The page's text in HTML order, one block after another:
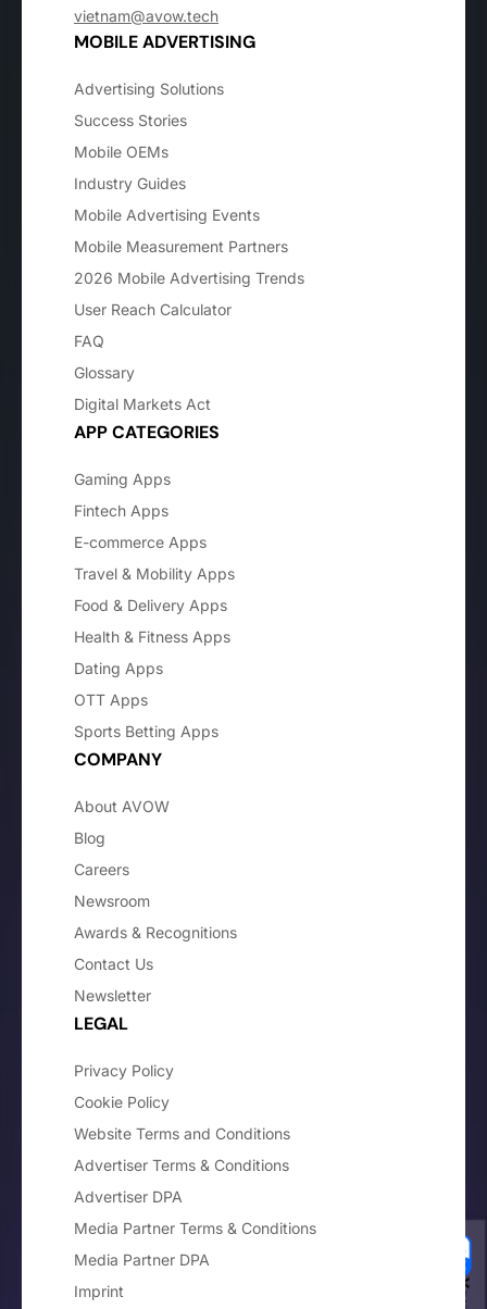
vietnam@avow.tech
MOBILE ADVERTISING
Advertising Solutions
Success Stories
Mobile OEMs
Industry Guides
Mobile Advertising Events
Mobile Measurement Partners
2026 Mobile Advertising Trends
User Reach Calculator
FAQ
Glossary
Digital Markets Act
APP CATEGORIES
Gaming Apps
Fintech Apps
E-commerce Apps
Travel & Mobility Apps
Food & Delivery Apps
Health & Fitness Apps
Dating Apps
OTT Apps
Sports Betting Apps
COMPANY
About AVOW
Blog
Careers
Newsroom
Awards & Recognitions
Contact Us
Newsletter
LEGAL
Privacy Policy
Cookie Policy
Website Terms and Conditions
Advertiser Terms & Conditions
Advertiser DPA
Media Partner Terms & Conditions
Media Partner DPA
Imprint